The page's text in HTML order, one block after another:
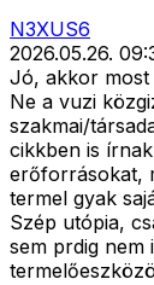
N3XUS6
2026.05.26.
Jó, akkor most
Ne a vuzi
szakmai/
cikkben is
erőforrásokat,
termel gyak
Szép utópia,
sem prdig nem